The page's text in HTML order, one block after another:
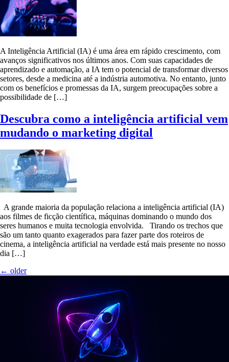
A Inteligência Artificial (IA) é uma área em rápido crescimento, com
avanços significativos nos últimos anos. Com suas capacidades de
aprendizado e automação, a IA tem o potencial de transformar diversos
setores, desde a medicina até a indústria automotiva. No entanto, junto
com os benefícios e promessas da IA, surgem preocupações sobre a
possibilidade de […]
Descubra como a inteligência artificial vem
mudando o marketing digital
A grande maioria da população relaciona a inteligência artificial (IA)
aos filmes de ficção científica, máquinas dominando o mundo dos
seres humanos e muita tecnologia envolvida. Tirando os trechos que
são um tanto quanto exagerados para fazer parte dos roteiros de
cinema, a inteligência artificial na verdade está mais presente no nosso
dia […]
← older